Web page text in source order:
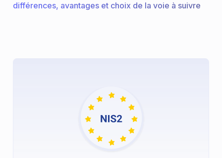
différences, avantages et choix de la voie à suivre